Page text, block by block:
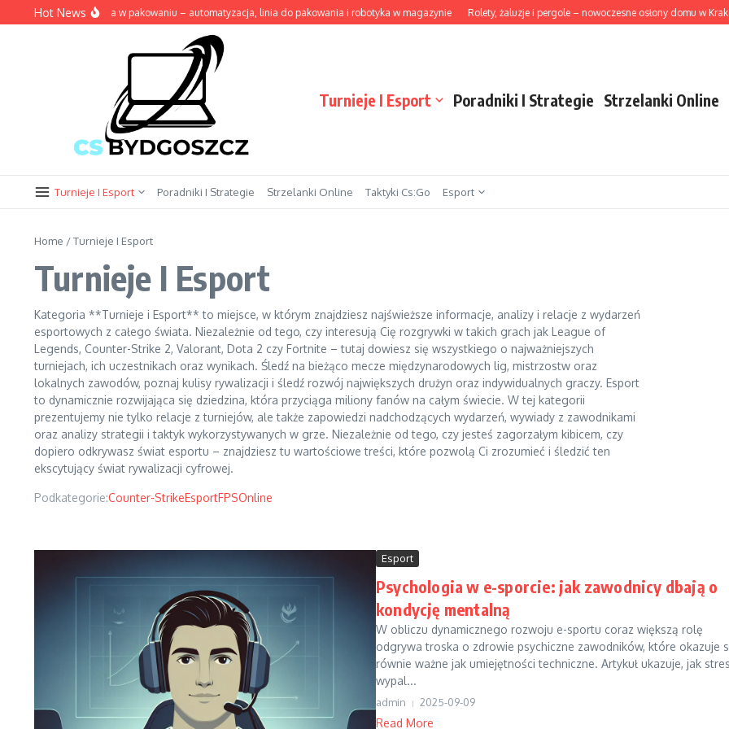
Przejdź do treści
Hot News
rozwiązania w pakowaniu – automatyzacja, linia do pakowania i robotyka w magazynie Rolety, żaluzje i pergole – nowoczesne osłony domu w Krakowie
Turnieje I Esport Poradniki I Strategie Strzelanki Online
Turnieje I Esport Poradniki I Strategie Strzelanki Online Taktyki Cs:Go Esport
Home /Turnieje I Esport
Turnieje I Esport
Kategoria **Turnieje i Esport** to miejsce, w którym znajdziesz najświeższe informacje, analizy i relacje z wydarzeń
esportowych z całego świata. Niezależnie od tego, czy interesują Cię rozgrywki w takich grach jak League of
Legends, Counter-Strike 2, Valorant, Dota 2 czy Fortnite – tutaj dowiesz się wszystkiego o najważniejszych
turniejach, ich uczestnikach oraz wynikach. Śledź na bieżąco mecze międzynarodowych lig, mistrzostw oraz
lokalnych zawodów, poznaj kulisy rywalizacji i śledź rozwój największych drużyn oraz indywidualnych graczy. Esport
to dynamicznie rozwijająca się dziedzina, która przyciąga miliony fanów na całym świecie. W tej kategorii
prezentujemy nie tylko relacje z turniejów, ale także zapowiedzi nadchodzących wydarzeń, wywiady z zawodnikami
oraz analizy strategii i taktyk wykorzystywanych w grze. Niezależnie od tego, czy jesteś zagorzałym kibicem, czy
dopiero odkrywasz świat esportu – znajdziesz tu wartościowe treści, które pozwolą Ci zrozumieć i śledzić ten
ekscytujący świat rywalizacji cyfrowej.
Podkategorie:Counter-StrikeEsportFPSOnline
Esport
Psychologia w e-sporcie: jak zawodnicy dbają o
kondycję mentalną
W obliczu dynamicznego rozwoju e-sportu coraz większą rolę
odgrywa troska o zdrowie psychiczne zawodników, które okazuje
równie ważne jak umiejętności techniczne. Artykuł ukazuje, jak
wypal...
admin 2025-09-09
Read More